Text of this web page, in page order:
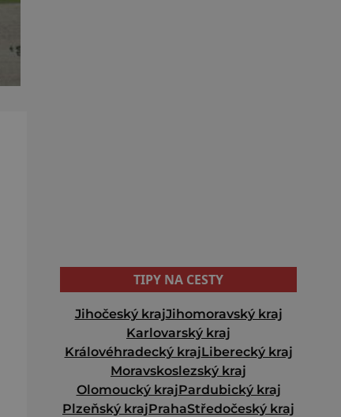
TIPY NA CESTY
Jihočeský krajJihomoravský kraj
Karlovarský kraj
Královéhradecký krajLiberecký kraj
Moravskoslezský kraj
Olomoucký krajPardubický kraj
Plzeňský krajPrahaStředočeský kraj